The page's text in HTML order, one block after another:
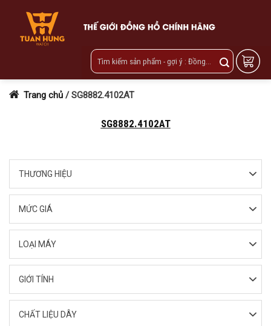
content
Trang chủ /SG8882.4102AT
SG8882.4102AT
THƯƠNG HIỆU
MỨC GIÁ
LOẠI MÁY
GIỚI TÍNH
CHẤT LIỆU DÂY